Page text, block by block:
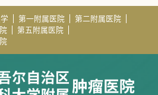
第一附属医院
第二附属医院
第五附属医院